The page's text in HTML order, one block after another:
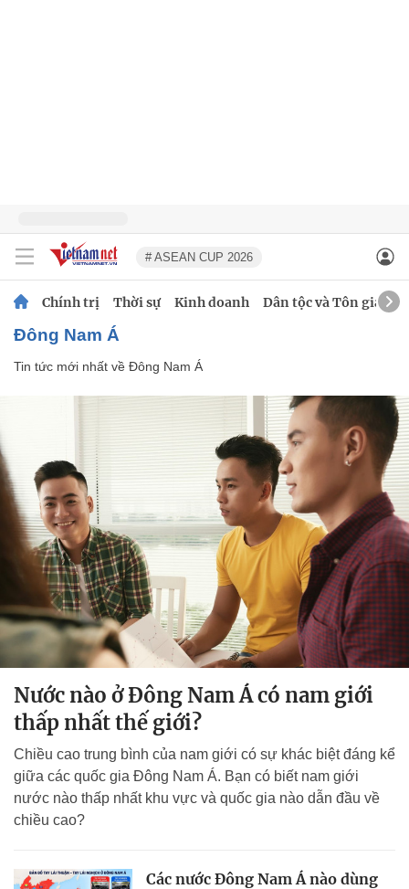
# ASEAN CUP 2026
Chính trị Thời sự Kinh doanh Dân tộc và Tôn giáo
Đông Nam Á
Tin tức mới nhất về Đông Nam Á
Nước nào ở Đông Nam Á có nam giới
thấp nhất thế giới?
Chiều cao trung bình của nam giới có sự khác biệt đáng kể
giữa các quốc gia Đông Nam Á. Bạn có biết nam giới
nước nào thấp nhất khu vực và quốc gia nào dẫn đầu về
chiều cao?
Các nước Đông Nam Á nào dùng